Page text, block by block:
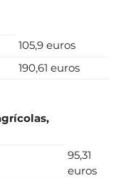
105,9 euros
190,61 euros
95,31
euros